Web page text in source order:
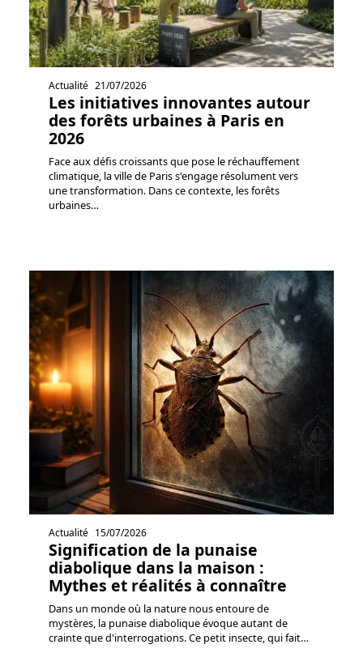
Actualité 21/07/2026
Les initiatives innovantes autour
des forêts urbaines à Paris en
2026
Face aux défis croissants que pose le réchauffement
climatique, la ville de Paris s'engage résolument vers
une transformation. Dans ce contexte, les forêts
urbaines…
Actualité 15/07/2026
Signification de la punaise
diabolique dans la maison :
Mythes et réalités à connaître
Dans un monde où la nature nous entoure de
mystères, la punaise diabolique évoque autant de
crainte que d'interrogations. Ce petit insecte, qui fait…